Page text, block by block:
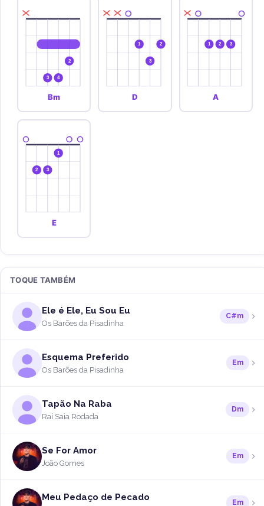
3 4
2
Bm
1
3
2
D
1 2 3
A
2 3
1
E
TOQUE TAMBÉM
Ele é Ele, Eu Sou Eu
Os Barões da Pisadinha
C#m
Esquema Preferido
Os Barões da Pisadinha
Em
Tapão Na Raba
Raí Saia Rodada
Dm
Se For Amor
João Gomes
Em
Meu Pedaço de Pecado
Em